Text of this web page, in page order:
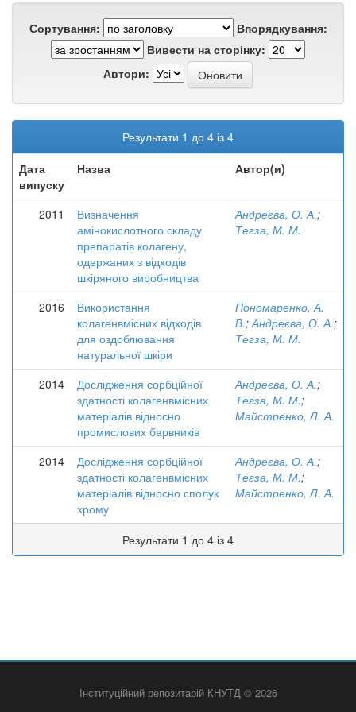
Сортування:
Впорядкування:
Вивести на сторінку:
Автори:
Результати 1 до 4 із 4
Дата
випуску
Назва Автор(и)
2011
Визначення
амінокислотного складу
препаратів колагену,
одержаних з відходів
шкіряного виробництва
Андреєва, О. А.;
Тегза, М. М.
2016
Використання
колагенвмісних відходів
для оздоблювання
натуральної шкіри
Пономаренко, А.
В.;Андреєва, О. А.;
Тегза, М. М.
2014
Дослідження сорбційної
здатності колагенвмісних
матеріалів відносно
промислових барвників
Андреєва, О. А.;
Тегза, М. М.;
Майстренко, Л. А.
2014
Дослідження сорбційної
здатності колагенвмісних
матеріалів відносно сполук
хрому
Андреєва, О. А.;
Тегза, М. М.;
Майстренко, Л. А.
Результати 1 до 4 із 4
Інституційний репозитарій КНУТД © 2026